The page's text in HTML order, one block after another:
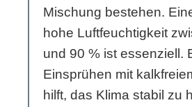
Mischung bestehen.
hohe Luftfeuchtigkeit
und 90 % ist essenziell.
Einsprühen mit
hilft, das Klima stabil zu